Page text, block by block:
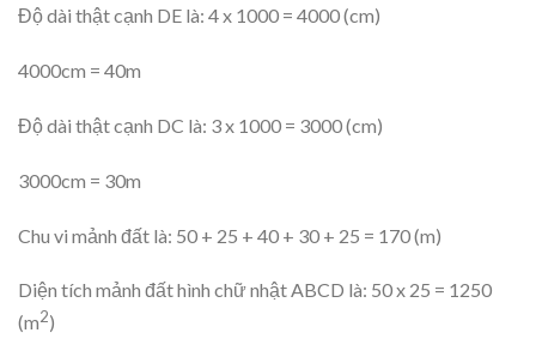
Độ dài thật cạnh DE là: 4 x 1000 = 4000 (cm)
4000cm = 40m
Độ dài thật cạnh DC là: 3 x 1000 = 3000 (cm)
3000cm = 30m
Chu vi mảnh đất là: 50 + 25 + 40 + 30 + 25 = 170 (m)
Diện tích mảnh đất hình chữ nhật ABCD là: 50 x 25 = 1250
(m2)